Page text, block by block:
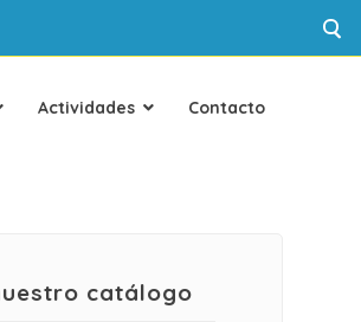
Actividades Contacto
catálogo